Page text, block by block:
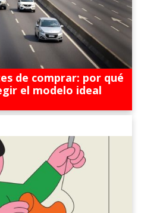
de comprar: por qué
el modelo ideal